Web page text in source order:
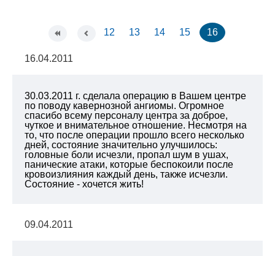
12 13 14 15 16
16.04.2011
30.03.2011 г. сделала операцию в Вашем центре
по поводу кавернозной ангиомы. Огромное
спасибо всему персоналу центра за доброе,
чуткое и внимательное отношение. Несмотря на
то, что после операции прошло всего несколько
дней, состояние значительно улучшилось:
головные боли исчезли, пропал шум в ушах,
панические атаки, которые беспокоили после
кровоизлияния каждый день, также исчезли.
Состояние - хочется жить!
09.04.2011